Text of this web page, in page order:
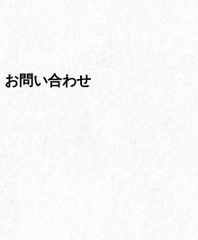
お問い合わせ